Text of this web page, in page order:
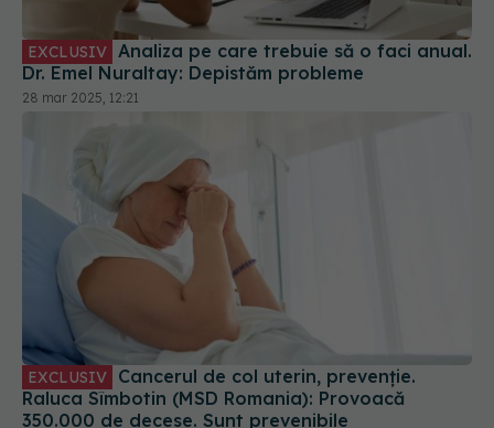
EXCLUSIV
Dr. Emel Nuraltay: Depistăm probleme
28 mar 2025, 12:21
EXCLUSIV
Raluca Sîmbotin (MSD Romania): Provoacă
350.000 de decese. Sunt prevenibile